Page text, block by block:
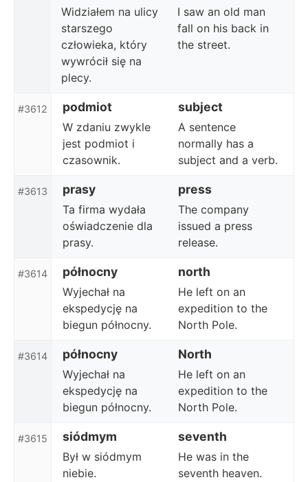
Widziałem na ulicy
starszego
człowieka, który
wywrócił się na
plecy.
I saw an old man
fall on his back in
the street.
#3612 podmiot subject
W zdaniu zwykle
jest podmiot i
czasownik.
A sentence
normally has a
subject and a verb.
#3613 prasy press
Ta firma wydała
oświadczenie dla
prasy.
The company
issued a press
release.
#3614 północny north
Wyjechał na
ekspedycję na
biegun północny.
He left on an
expedition to the
North Pole.
#3614 północny North
Wyjechał na
ekspedycję na
biegun północny.
He left on an
expedition to the
North Pole.
#3615 siódmym seventh
Był w siódmym
niebie.
He was in the
seventh heaven.